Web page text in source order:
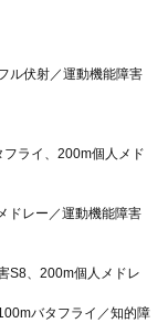
ル伏射／運動機能障害
ライ、200m個人メド
ドレー／運動機能障害
S8、200m個人メドレ
バタフライ／知的障